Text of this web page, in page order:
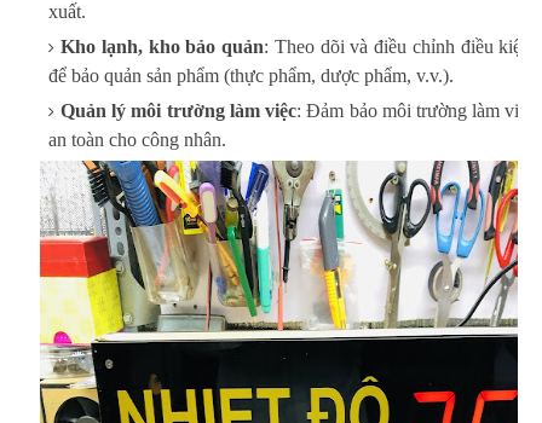
xuất.
Kho lạnh, kho bảo quản: Theo dõi và điều chỉnh điều kiện
để bảo quản sản phẩm (thực phẩm, dược phẩm, v.v.).
Quản lý môi trường làm việc: Đảm bảo môi trường làm việc
an toàn cho công nhân.